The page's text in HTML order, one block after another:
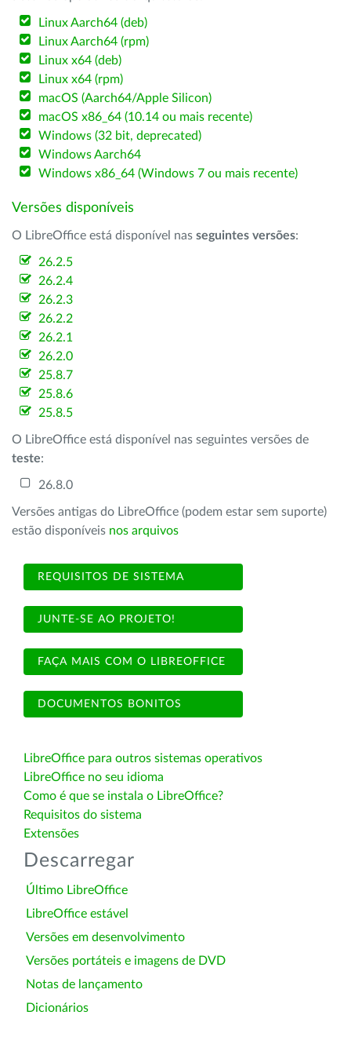
Linux Aarch64 (deb)
Linux Aarch64 (rpm)
Linux x64 (deb)
Linux x64 (rpm)
macOS (Aarch64/Apple Silicon)
macOS x86_64 (10.14 ou mais recente)
Windows (32 bit, deprecated)
Windows Aarch64
Windows x86_64 (Windows 7 ou mais recente)
Versões disponíveis
O LibreOffice está disponível nas seguintes versões:
26.2.5
26.2.4
26.2.3
26.2.2
26.2.1
26.2.0
25.8.7
25.8.6
25.8.5
O LibreOffice está disponível nas seguintes versões de
teste:
26.8.0
Versões antigas do LibreOffice (podem estar sem suporte)
estão disponíveis nos arquivos
REQUISITOS DE SISTEMA
JUNTE-SE AO PROJETO!
FAÇA MAIS COM O LIBREOFFICE
DOCUMENTOS BONITOS
LibreOffice para outros sistemas operativos
LibreOffice no seu idioma
Como é que se instala o LibreOffice?
Requisitos do sistema
Extensões
Descarregar
Último LibreOffice
LibreOffice estável
Versões em desenvolvimento
Versões portáteis e imagens de DVD
Notas de lançamento
Dicionários